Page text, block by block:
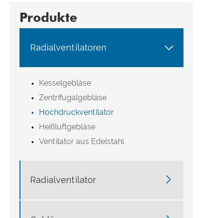
Produkte
Radialventilatoren 
Kesselgebläse
Zentrifugalgebläse
Hochdruckventilator
Heißluftgebläse
Ventilator aus Edelstahl
Radialventilator 